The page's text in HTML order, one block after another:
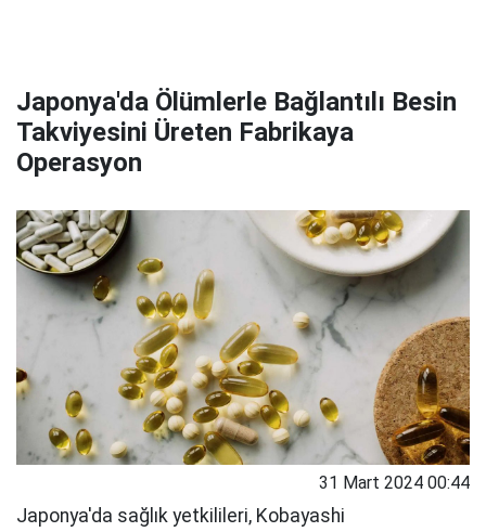
Japonya'da Ölümlerle Bağlantılı Besin
Takviyesini Üreten Fabrikaya
Operasyon
31 Mart 2024 00:44
Japonya'da sağlık yetkilileri, Kobayashi